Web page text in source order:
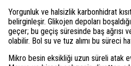
Yorgunluk ve halsizlik karbonhidrat
belirginleşir. Glikojen depoları
geçer; bu geçiş süresinde baş ağrısı
olabilir. Bol su ve tuz alımı bu süreci
Mikro besin eksikliği uzun süreli atak